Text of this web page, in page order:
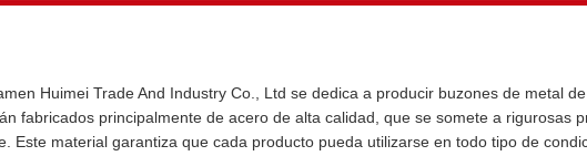
Huimei Trade And Industry Co., Ltd se dedica a producir buzones de metal
fabricados principalmente de acero de alta calidad, que se somete a rigurosas
Este material garantiza que cada producto pueda utilizarse en todo tipo de